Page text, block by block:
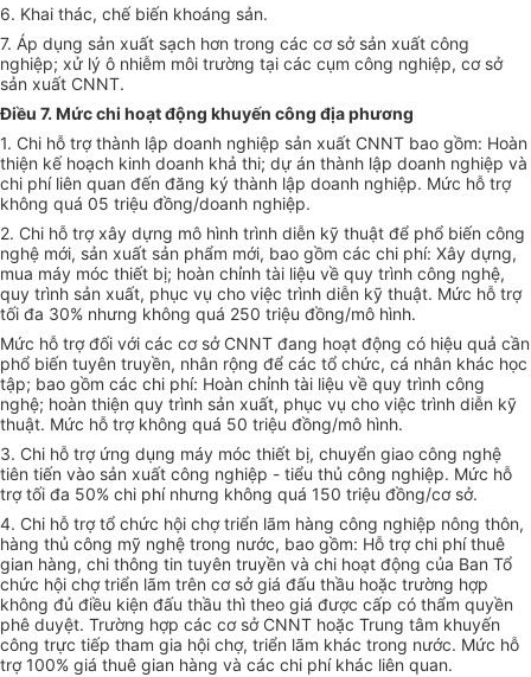
6. Khai thác, chế biến khoáng sản.
7. Áp dụng sản xuất sạch hơn trong các cơ sở sản xuất công
nghiệp; xử lý ô nhiễm môi trường tại các cụm công nghiệp, cơ sở
sản xuất CNNT.
Điều 7. Mức chi hoạt động khuyến công địa phương
1. Chi hỗ trợ thành lập doanh nghiệp sản xuất CNNT bao gồm: Hoàn
thiện kế hoạch kinh doanh khả thi; dự án thành lập doanh nghiệp và
chi phí liên quan đến đăng ký thành lập doanh nghiệp. Mức hỗ trợ
không quá 05 triệu đồng/doanh nghiệp.
2. Chi hỗ trợ xây dựng mô hình trình diễn kỹ thuật để phổ biến công
nghệ mới, sản xuất sản phẩm mới, bao gồm các chi phí: Xây dựng,
mua máy móc thiết bị; hoàn chỉnh tài liệu về quy trình công nghệ,
quy trình sản xuất, phục vụ cho việc trình diễn kỹ thuật. Mức hỗ trợ
tối đa 30% nhưng không quá 250 triệu đồng/mô hình.
Mức hỗ trợ đối với các cơ sở CNNT đang hoạt động có hiệu quả cần
phổ biến tuyên truyền, nhân rộng để các tổ chức, cá nhân khác học
tập; bao gồm các chi phí: Hoàn chỉnh tài liệu về quy trình công
nghệ; hoàn thiện quy trình sản xuất, phục vụ cho việc trình diễn kỹ
thuật. Mức hỗ trợ không quá 50 triệu đồng/mô hình.
3. Chi hỗ trợ ứng dụng máy móc thiết bị, chuyển giao công nghệ
tiên tiến vào sản xuất công nghiệp - tiểu thủ công nghiệp. Mức hỗ
trợ tối đa 50% chi phí nhưng không quá 150 triệu đồng/cơ sở.
4. Chi hỗ trợ tổ chức hội chợ triển lãm hàng công nghiệp nông thôn,
hàng thủ công mỹ nghệ trong nước, bao gồm: Hỗ trợ chi phí thuê
gian hàng, chi thông tin tuyên truyền và chi hoạt động của Ban Tổ
chức hội chợ triển lãm trên cơ sở giá đấu thầu hoặc trường hợp
không đủ điều kiện đấu thầu thì theo giá được cấp có thẩm quyền
phê duyệt. Trường hợp các cơ sở CNNT hoặc Trung tâm khuyến
công trực tiếp tham gia hội chợ, triển lãm khác trong nước. Mức hỗ
trợ 100% giá thuê gian hàng và các chi phí khác liên quan.